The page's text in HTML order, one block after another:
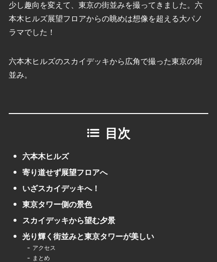
少し趣向を変えて、東京の街並みを撮ってきました。六
本木ヒルズ展望フロアからの眺めは想像を超える大パノ
ラマでした！
六本木ヒルズのスカイデッキから広角で撮った東京の街
並み。
目次
六本木ヒルズ
寄り道せず展望フロアへ
いざスカイデッキへ！
東京タワー側の景色
スカイデッキから望む夕景
光り輝く街並みと東京タワーが美しい
アクセス
まとめ